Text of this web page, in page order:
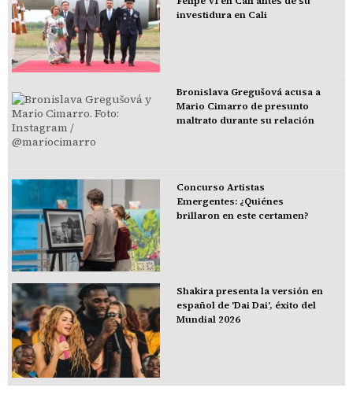
investidura en Cali
Bronislava Gregušová acusa a
Mario Cimarro de presunto
maltrato durante su relación
Concurso Artistas
Emergentes: ¿Quiénes
brillaron en este certamen?
Shakira presenta la versión en
español de 'Dai Dai', éxito del
Mundial 2026